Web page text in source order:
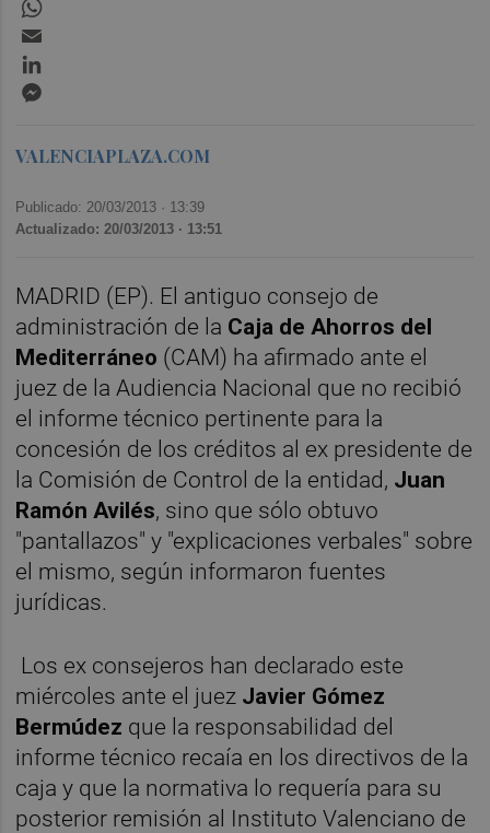
VALENCIAPLAZA.COM
Publicado: 20/03/2013 · 13:39
Actualizado: 20/03/2013 · 13:51
MADRID (EP). El antiguo consejo de
administración de la Caja de Ahorros del
Mediterráneo (CAM) ha afirmado ante el
juez de la Audiencia Nacional que no recibió
el informe técnico pertinente para la
concesión de los créditos al ex presidente de
la Comisión de Control de la entidad, Juan
Ramón Avilés, sino que sólo obtuvo
"pantallazos" y "explicaciones verbales" sobre
el mismo, según informaron fuentes
jurídicas.
Los ex consejeros han declarado este
miércoles ante el juez Javier Gómez
Bermúdez que la responsabilidad del
informe técnico recaía en los directivos de la
caja y que la normativa lo requería para su
posterior remisión al Instituto Valenciano de